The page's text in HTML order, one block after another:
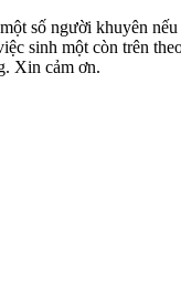
số người khuyên
sinh một còn trên
Xin cảm ơn.